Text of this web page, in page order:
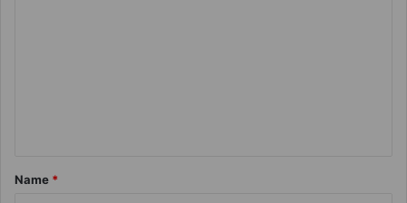
Name *